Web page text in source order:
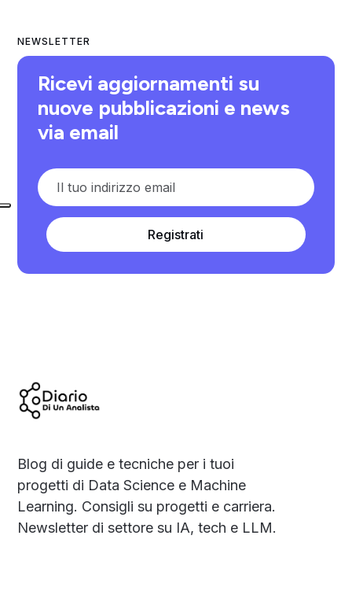
NEWSLETTER
Ricevi aggiornamenti su
nuove pubblicazioni e news
via email
Registrati
Blog di guide e tecniche per i tuoi
progetti di Data Science e Machine
Learning. Consigli su progetti e carriera.
Newsletter di settore su IA, tech e LLM.